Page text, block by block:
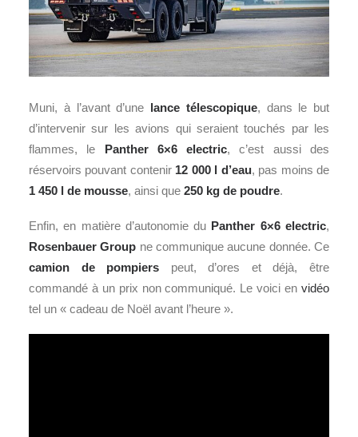
Muni, à l’avant d’une lance télescopique, dans le but
d’intervenir sur les avions qui seraient touchés par les
flammes, le Panther 6×6 electric, c’est aussi des
réservoirs pouvant contenir 12 000 l d’eau, pas moins de
1 450 l de mousse, ainsi que 250 kg de poudre.
Enfin, en matière d’autonomie du Panther 6×6 electric,
Rosenbauer Group ne communique aucune donnée. Ce
camion de pompiers peut, d’ores et déjà, être
commandé à un prix non communiqué. Le voici en vidéo
tel un « cadeau de Noël avant l’heure ».